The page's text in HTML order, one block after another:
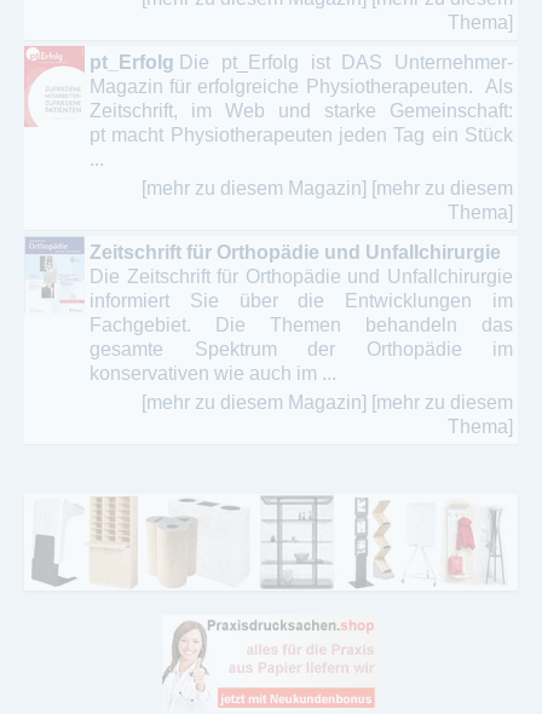
Thema]
pt_Erfolg Die pt_Erfolg ist DAS Unternehmer-
Magazin für erfolgreiche Physiotherapeuten. Als
Zeitschrift, im Web und starke Gemeinschaft:
pt macht Physiotherapeuten jeden Tag ein Stück
...
[mehr zu diesem Magazin] [mehr zu diesem
Thema]
Zeitschrift für Orthopädie und Unfallchirurgie
Die Zeitschrift für Orthopädie und Unfallchirurgie
informiert Sie über die Entwicklungen im
Fachgebiet. Die Themen behandeln das
gesamte Spektrum der Orthopädie im
konservativen wie auch im ...
[mehr zu diesem Magazin] [mehr zu diesem
Thema]